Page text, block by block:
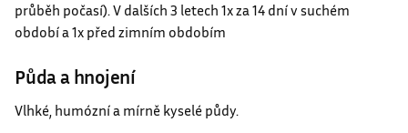
průběh počasí). V dalších 3 letech 1x za 14 dní v suchém
období a 1x před zimním obdobím
Půda a hnojení
Vlhké, humózní a mírně kyselé půdy.